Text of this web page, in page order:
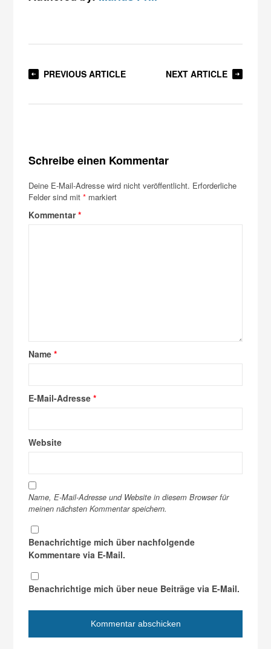
PREVIOUS ARTICLE NEXT ARTICLE
Schreibe einen Kommentar
Deine E-Mail-Adresse wird nicht veröffentlicht. Erforderliche
Felder sind mit* markiert
Kommentar*
Name*
E-Mail-Adresse*
Website
Name, E-Mail-Adresse und Website in diesem Browser für
meinen nächsten Kommentar speichern.
Benachrichtige mich über nachfolgende
Kommentare via E-Mail.
Benachrichtige mich über neue Beiträge via E-Mail.